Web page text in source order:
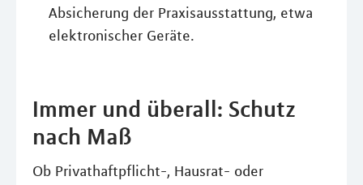
Absicherung der Praxisausstattung, etwa
elektronischer Geräte.
Immer und überall: Schutz
nach Maß
Ob Privathaftpflicht-, Hausrat- oder